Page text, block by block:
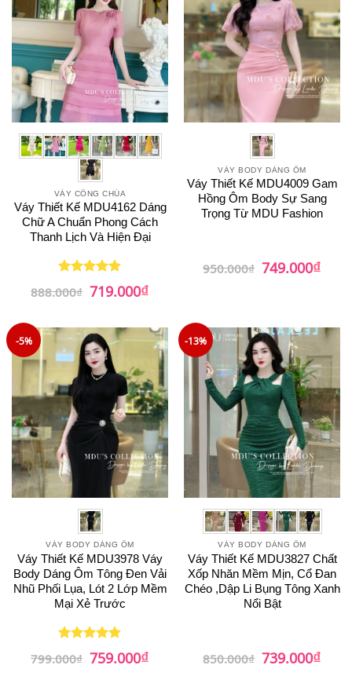
VÁY CÔNG CHÚA
Váy Thiết Kế MDU4162 Dáng
Chữ A Chuẩn Phong Cách
Thanh Lịch Và Hiện Đại
Được xếp
hạng
55
888.000₫ Giá
gốc
719.000₫Giá
hiện
719.000₫.
VÁY BODY DÁNG ÔM
Váy Thiết Kế MDU4009 Gam
Hồng Ôm Body Sự Sang
Trọng Từ MDU Fashion
950.000₫ Giá
gốc
749.000₫Giá
hiện
-5%
VÁY BODY DÁNG ÔM
Váy Thiết Kế MDU3978 Váy
Body Dáng Ôm Tông Đen Vải
Nhũ Phối Lụa, Lót 2 Lớp Mềm
Mại Xẻ Trước
Được xếp
hạng
55
799.000₫ Giá
gốc
759.000₫Giá
hiện
-13%
VÁY BODY DÁNG ÔM
Váy Thiết Kế MDU3827 Chất
Xốp Nhăn Mềm Mịn, Cổ Đan
Chéo ,Dập Li Bụng Tông Xanh
Nổi Bật
850.000₫ Giá
gốc
739.000₫Giá
hiện